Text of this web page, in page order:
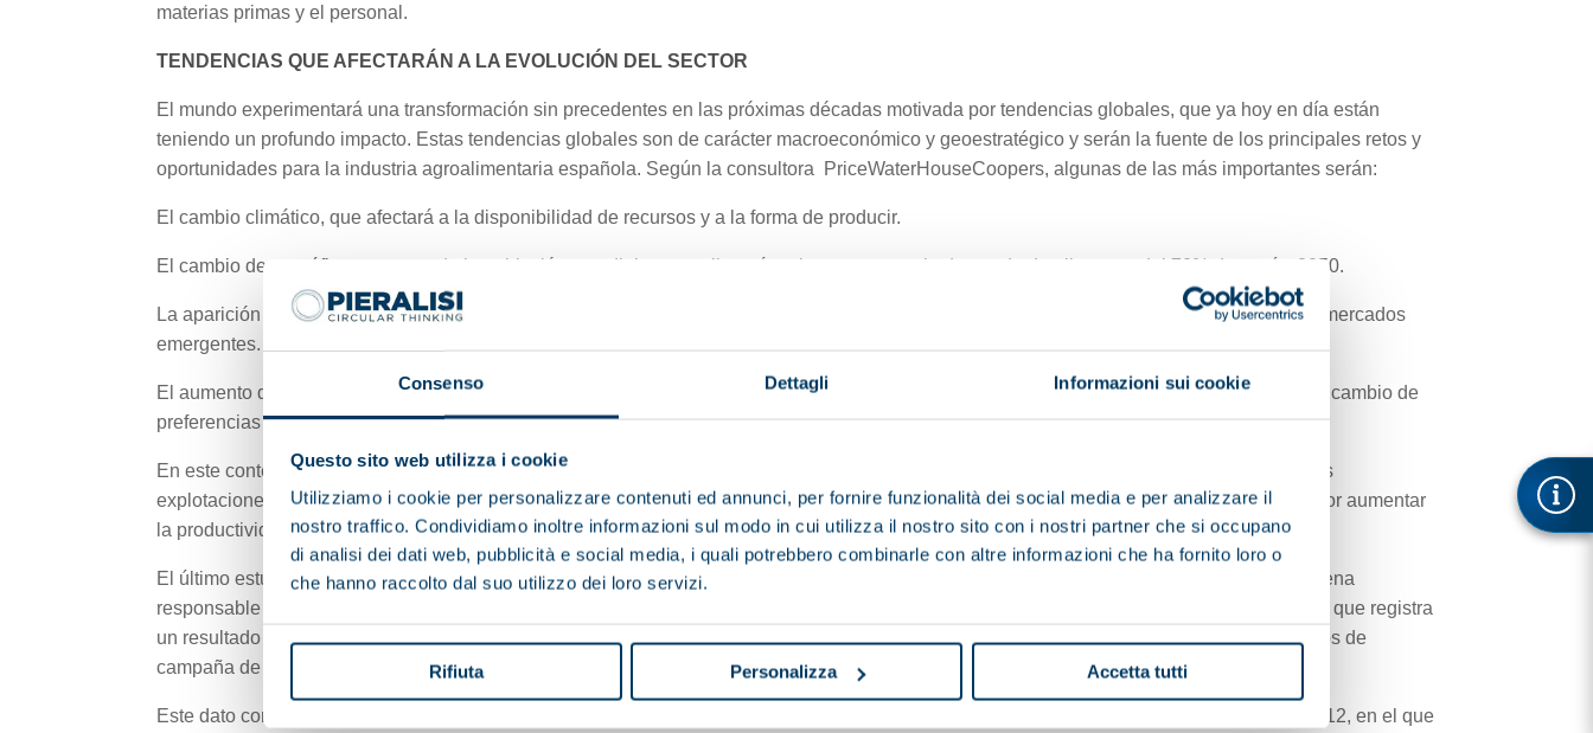
Consenso Dettagli Informazioni sui cookie
Questo sito web utilizza i cookie
Utilizziamo i cookie per personalizzare contenuti ed annunci, per fornire funzionalità dei social media e per analizzare il
nostro traffico. Condividiamo inoltre informazioni sul modo in cui utilizza il nostro sito con i nostri partner che si occupano
di analisi dei dati web, pubblicità e social media, i quali potrebbero combinarle con altre informazioni che ha fornito loro o
che hanno raccolto dal suo utilizzo dei loro servizi.
Rifiuta Personalizza Accetta tutti
materias primas y el personal.
TENDENCIAS QUE AFECTARÁN A LA EVOLUCIÓN DEL SECTOR
El mundo experimentará una transformación sin precedentes en las próximas décadas motivada por tendencias globales, que ya hoy en día están
teniendo un profundo impacto. Estas tendencias globales son de carácter macroeconómico y geoestratégico y serán la fuente de los principales retos y
oportunidades para la industria agroalimentaria española. Según la consultora PriceWaterHouseCoopers, algunas de las más importantes serán:
El cambio climático, que afectará a la disponibilidad de recursos y a la forma de producir.
El cambio demográfico: aumento de la población mundial que conllevará un incremento en la demanda de alimentos del 70% de aquí a 2050.
La aparición de nuevos competidores con motivo de los cambios en los poderes económicos mundiales y el mayor peso económico de los mercados
emergentes.
El aumento de las exigencias de los consumidores y su consiguiente reflejo en el incremento de los estándares regulatorios, con motivo del cambio de
preferencias de los individuos por el proceso acelerado de urbanización y el mayor distanciamiento entre las zonas urbanas y rurales.
En este contexto, el éxito del sector agroalimentario español estará vinculado a su capacidad para garantizar la viabilidad económica de sus
explotaciones en el sector primario y su competitividad en los mercados internacionales en la industria transformadora. Lo anterior pasará por aumentar
la productividad y la eficiencia de su producción.
El último estudio de la cadena de valor del aceite de oliva, llevado a cabo por el MAPA, desgrana la rentabilidad de cada eslabón de la cadena
responsable de poner desde el campo hasta la mesa el AOVE. La rentabilidad de las distintas fases es positiva, a excepción de la almazara que registra
un resultado negativo de -0,01 €/kg, teniendo en cuenta que la horquilla de costes de la etapa extractiva varía entre 0,142 y 0,.384 €/kg (datos de
campaña de molturación 2018/2019).
Este dato contrasta con un estudio equivalente de la cadena llevado a cabo por el MAGRAMA para la campaña 2009/2010 publicado en 2012, en el que